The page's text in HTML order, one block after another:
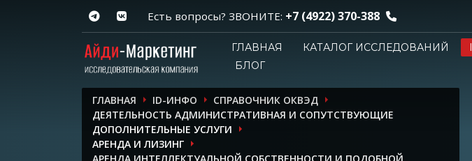
Есть вопросы? ЗВОНИТЕ: +7 (4922) 370-388
ГЛАВНАЯ КАТАЛОГ ИССЛЕДОВАНИЙ
БЛОГ
ГЛАВНАЯ ID-ИНФО
СПРАВОЧНИК ОКВЭД
ДЕЯТЕЛЬНОСТЬ АДМИНИСТРАТИВНАЯ И СОПУТСТВУЮЩИЕ
ДОПОЛНИТЕЛЬНЫЕ УСЛУГИ
АРЕНДА И ЛИЗИНГ
АРЕНДА ИНТЕЛЛЕКТУАЛЬНОЙ СОБСТВЕННОСТИ И ПОДОБНОЙ